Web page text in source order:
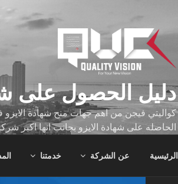
دليل الحصول على
كواليتي فيجن من اهم جهات منح شهادة الايزو
الحاصله على شهادة الايزو بجانب انها اكبر
الرئيسية عن الشركة خدمتنا